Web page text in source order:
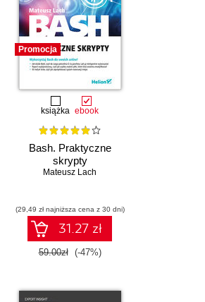
Promocja
książka ebook
Bash. Praktyczne
skrypty
Mateusz Lach
(29,49 zł najniższa cena z 30 dni)
31.27 zł
59.00zł (-47%)